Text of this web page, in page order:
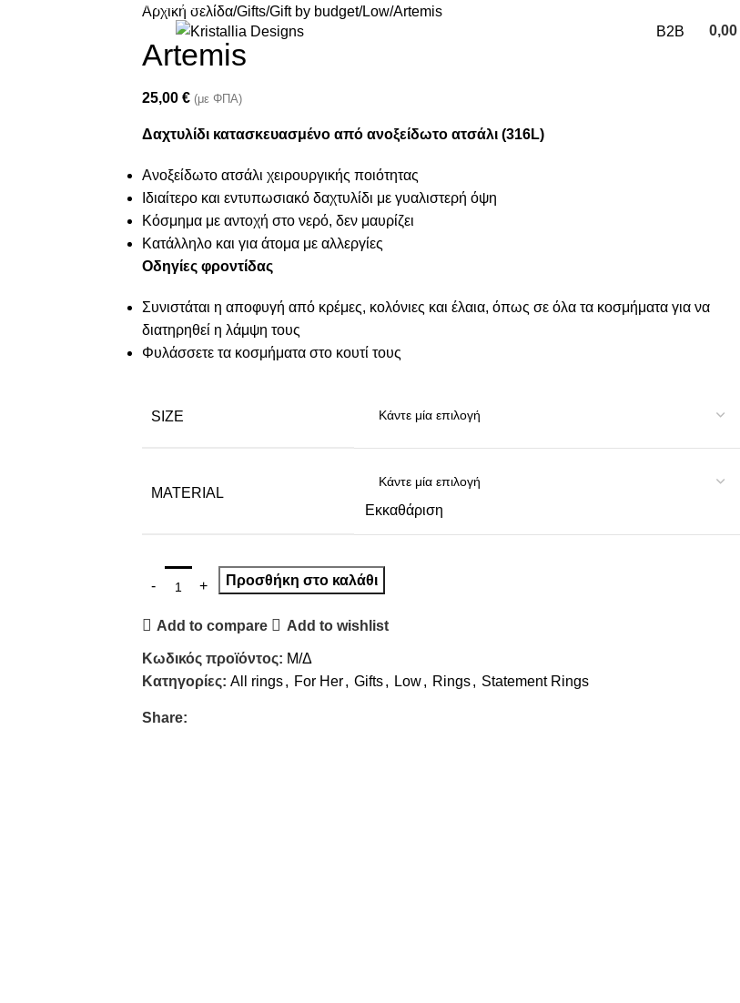
Join our newsletter and enjoy 10% Off
B2B 0,00
Αρχική σελίδα Gifts Gift by budget Low Artemis
Artemis
25,00 € (με ΦΠΑ)
Δαχτυλίδι κατασκευασμένο από ανοξείδωτο ατσάλι (316L)
Ανοξείδωτο ατσάλι χειρουργικής ποιότητας
Ιδιαίτερο και εντυπωσιακό δαχτυλίδι με γυαλιστερή όψη
Κόσμημα με αντοχή στο νερό, δεν μαυρίζει
Κατάλληλο και για άτομα με αλλεργίες
Οδηγίες φροντίδας
Συνιστάται η αποφυγή από κρέμες, κολόνιες και έλαια, όπως σε όλα τα κοσμήματα για να
διατηρηθεί η λάμψη τους
Φυλάσσετε τα κοσμήματα στο κουτί τους
SIZE
MATERIAL
Εκκαθάριση
Προσθήκη στο καλάθι
Add to compare Add to wishlist
Κωδικός προϊόντος: Μ/Δ
Κατηγορίες: All rings, For Her, Gifts, Low, Rings, Statement Rings
Share: